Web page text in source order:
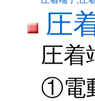
圧
圧着
①電